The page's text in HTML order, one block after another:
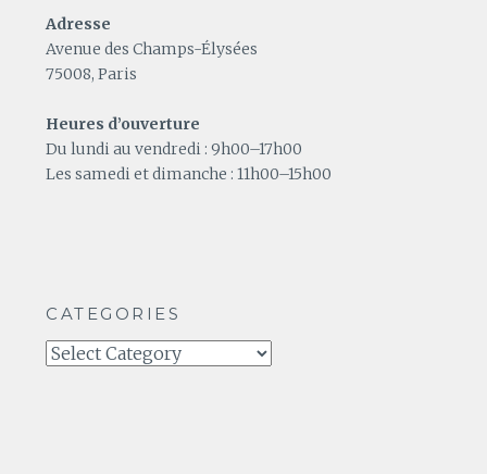
Adresse
Avenue des Champs-Élysées
75008, Paris
Heures d’ouverture
Du lundi au vendredi : 9h00–17h00
Les samedi et dimanche : 11h00–15h00
CATEGORIES
Categories